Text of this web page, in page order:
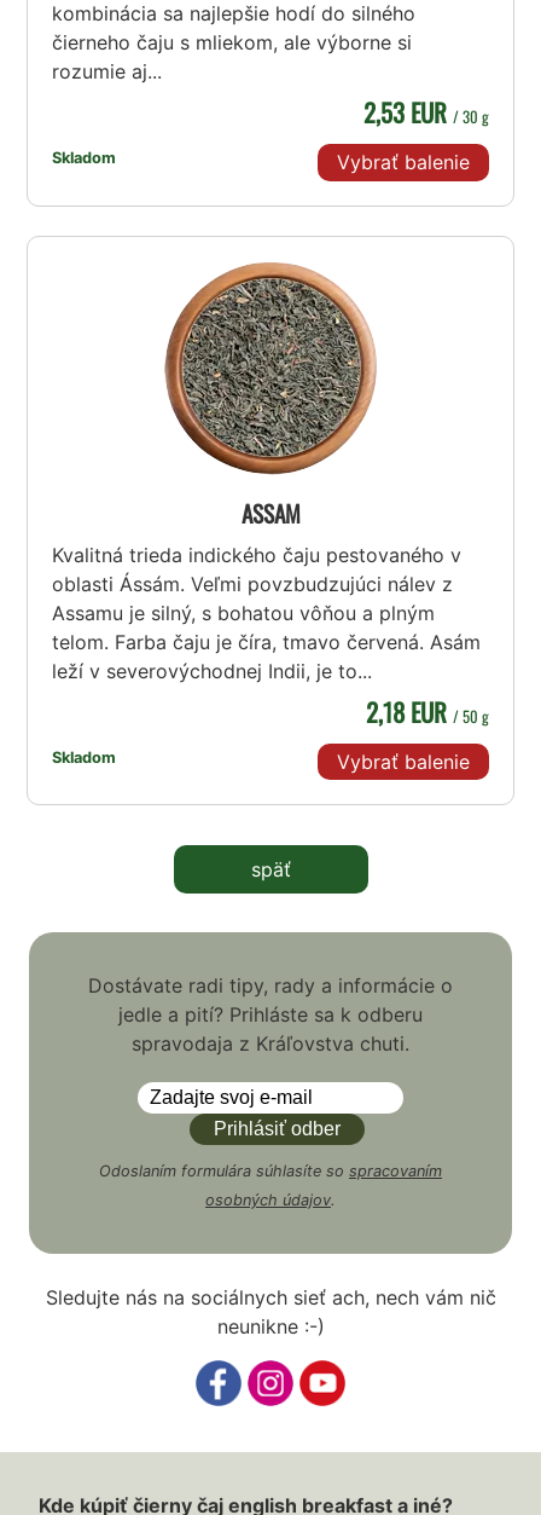
kombinácia sa najlepšie hodí do silného
čierneho čaju s mliekom, ale výborne si
rozumie aj...
Skladom
2,53 EUR / 30 g
Vybrať balenie
ASSAM
Kvalitná trieda indického čaju pestovaného v
oblasti Ássám. Veľmi povzbudzujúci nálev z
Assamu je silný, s bohatou vôňou a plným
telom. Farba čaju je číra, tmavo červená. Asám
leží v severovýchodnej Indii, je to...
Skladom
2,18 EUR / 50 g
Vybrať balenie
späť
Dostávate radi tipy, rady a informácie o
jedle a pití? Prihláste sa k odberu
spravodaja z Kráľovstva chuti.
Odoslaním formulára súhlasíte so spracovaním
osobných údajov.
Sledujte nás na sociálnych sieť ach, nech vám nič
neunikne :-)
Kde kúpiť čierny čaj english breakfast a iné?